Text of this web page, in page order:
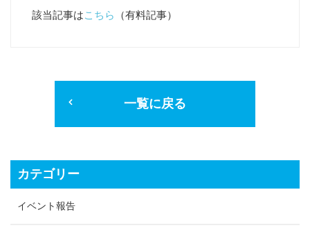
該当記事はこちら （有料記事）
一覧に戻る
カテゴリー
イベント報告